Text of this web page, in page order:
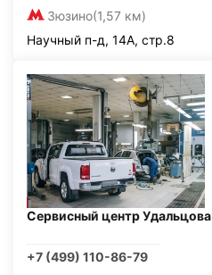
Зюзино(1,57 км)
Научный п-д, 14А, стр.8
Сервисный центр Удальцова
+7 (499) 110-86-79